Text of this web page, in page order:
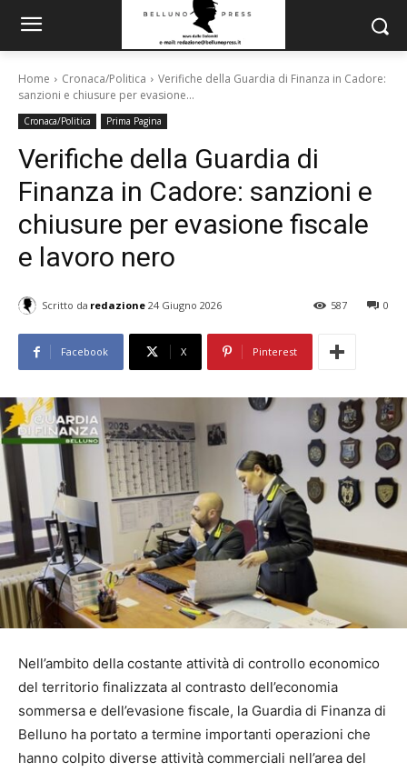
Home Cronaca/Politica
Verifiche della Guardia di Finanza in Cadore:
sanzioni e chiusure per evasione...
Cronaca/Politica Prima Pagina
Verifiche della Guardia di
Finanza in Cadore: sanzioni e
chiusure per evasione fiscale
e lavoro nero
Scritto da redazione 24 Giugno 2026 0
587
Facebook X Pinterest
Nell’ambito della costante attività di controllo economico
del territorio finalizzata al contrasto dell’economia
sommersa e dell’evasione fiscale, la Guardia di Finanza di
Belluno ha portato a termine importanti operazioni che
hanno colpito diverse attività commerciali nell’area del